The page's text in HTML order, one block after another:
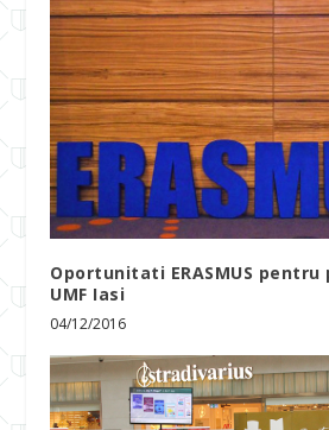
Oportunitati ERASMUS
UMF Iasi
04/12/2016